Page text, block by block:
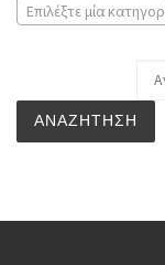
Επιλέξτε μία
ΑΝΑΖΉΤΗΣΗ